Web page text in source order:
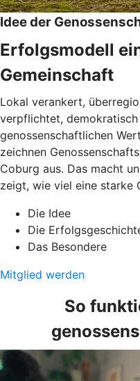
Idee der
Erfolgsmodell
Gemeinschaft
Lokal verankert,
verpflichtet,
genossenschaftlichen
zeichnen
Coburg aus. Das macht
zeigt, wie viel eine starke
Die Idee
Die
Das Besondere
Mitglied werden
So